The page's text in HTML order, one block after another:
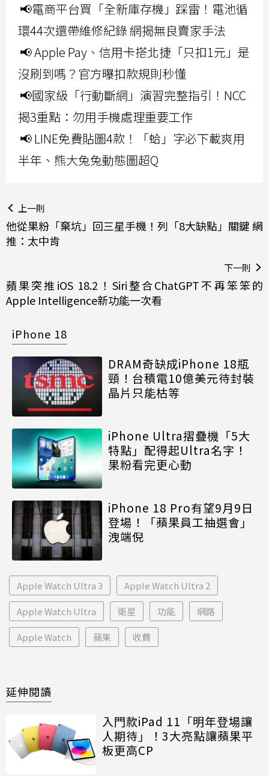
📢電商平台買「全新庫存機」踩雷！電池循
環44次還帶維修紀錄 網揭無良賣家手法
📢 Apple Pay、信用卡搭北捷「只扣1元」是
沒刷到嗎？官方曝扣款規則秒懂
📢國家級「行動斷網」演習完整指引！NCC
揭3重點：勿用手機處理重要工作
📢 LINE免費貼圖4款！「蛤」字必下載爽用
半年、熊大兔兔動態圖超Q
上一則
他從果粉「棄坑」回三星手機！列「8大缺點」關鍵 網
推：太中肯
下一則
蘋果突推iOS 18.2！Siri整合ChatGPT不再笨笨的
Apple Intelligence新功能一次看
iPhone 18
DRAM奇缺成iPhone 18瓶
頸！台積電10億美元待封裝
晶片只能枯等
iPhone Ultra摺疊機「5大
特點」配得起Ultra名字！
果粉看完更心動
iPhone 18 Pro有望9月9日
登場！「蘋果員工抽選會」
洩端倪
Apple Watch Ultra 3 Apple Watch Ultra 2
Apple Watch Ultra 衛星 功能 網路
Apple Watch 蘋果 收費
延伸閱讀
入門款iPad 11「明年登場讓
人期待」！3大亮點讓蘋果平
板更高CP